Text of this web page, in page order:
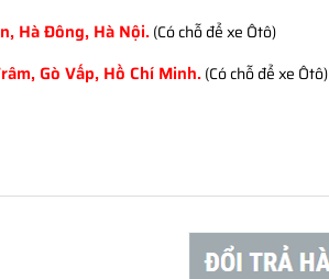
Hà Đông, Hà Nội.(Có chỗ để xe Ôtô)
Gò Vấp, Hồ Chí Minh.(Có chỗ để xe Ôtô)